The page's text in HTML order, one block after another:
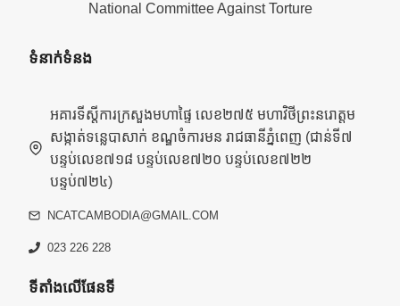
National Committee Against Torture
ទំនាក់ទំនង
អគារទីស្តីការក្រសួងមហាផ្ទៃ លេខ២៧៥ មហាវិថីព្រះនរោត្តម
សង្កាត់ទន្លេបាសាក់ ខណ្ឌចំការមន រាជធានីភ្នំពេញ (ជាន់ទី៧
បន្ទប់លេខ៧១៨ បន្ទប់លេខ៧២០ បន្ទប់លេខ៧២២
បន្ទប់៧២៤)
NCATCAMBODIA@GMAIL.COM
023 226 228
ទីតាំងលើផែនទី